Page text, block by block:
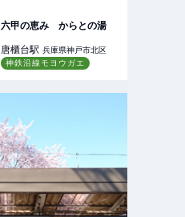
六甲の恵み からとの湯
唐櫃台駅 兵庫県神戸市北区
神鉄沿線モヨウガエ